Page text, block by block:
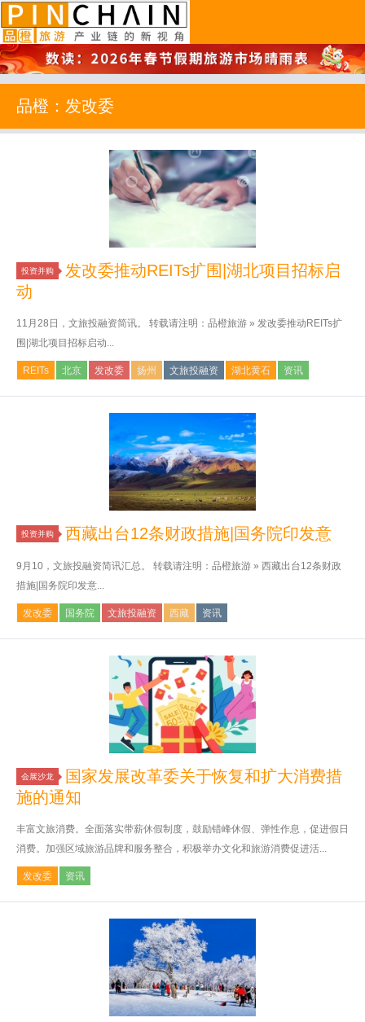
品橙旅游
品橙：发改委
投资并购
发改委推动REITs扩围|湖北项目招标启
动
11月28日，文旅投融资简讯。 转载请注明：品橙旅游 » 发改委推动REITs扩
围|湖北项目招标启动...
REITs 北京 发改委 扬州 文旅投融资 湖北黄石 资讯
投资并购 西藏出台12条财政措施|国务院印发意
9月10，文旅投融资简讯汇总。 转载请注明：品橙旅游 » 西藏出台12条财政
措施|国务院印发意...
发改委 国务院 文旅投融资 西藏 资讯
会展沙龙
国家发展改革委关于恢复和扩大消费措
施的通知
丰富文旅消费。全面落实带薪休假制度，鼓励错峰休假、弹性作息，促进假日
消费。加强区域旅游品牌和服务整合，积极举办文化和旅游消费促进活...
发改委 资讯